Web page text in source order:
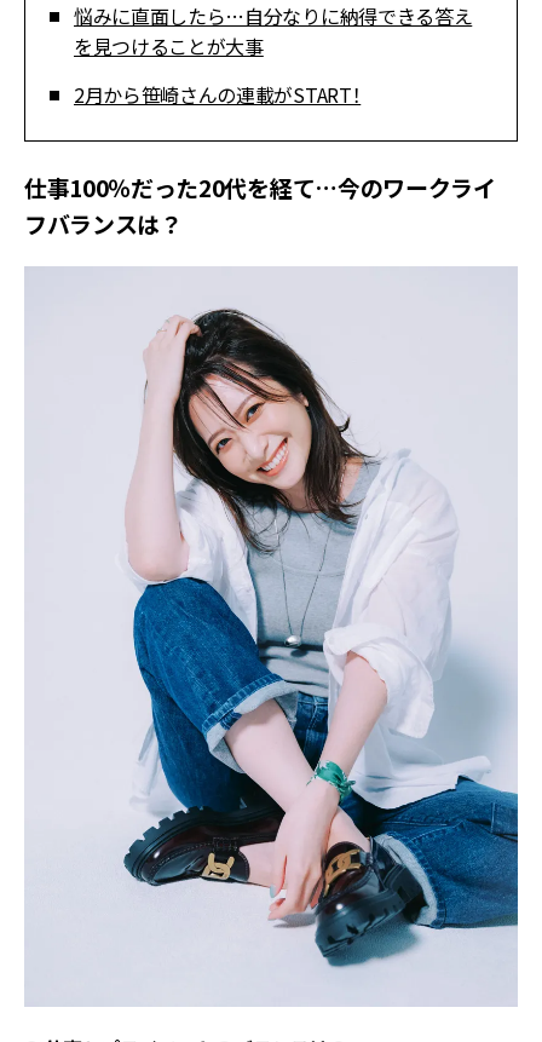
悩みに直面したら…自分なりに納得できる答え
を見つけることが大事
2月から笹崎さんの連載がSTART！
仕事100％だった20代を経て…今のワークライ
フバランスは？